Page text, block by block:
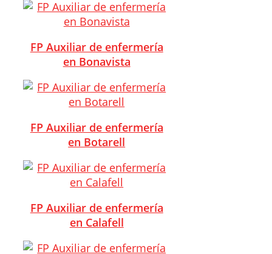
FP Auxiliar de enfermería
en Bonavista
FP Auxiliar de enfermería
en Botarell
FP Auxiliar de enfermería
en Calafell